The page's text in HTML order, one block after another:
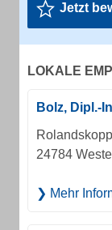
Jetzt
LOKALE
Bolz, Dipl.-
24784
Mehr